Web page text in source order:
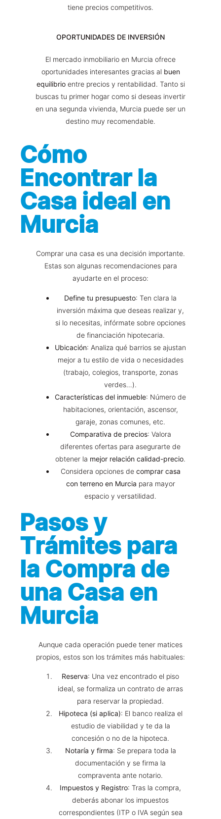
tiene precios competitivos.
OPORTUNIDADES DE INVERSIÓN
El mercado inmobiliario en Murcia ofrece
oportunidades interesantes gracias al buen
equilibrioentre precios y rentabilidad. Tanto si
buscas tu primer hogar como si deseas invertir
en una segunda vivienda, Murcia puede ser un
destino muy recomendable.
Cómo
Encontrar la
Casa ideal en
Murcia
Comprar una casa es una decisión importante.
Estas son algunas recomendaciones para
ayudarte en el proceso:
Define tu presupuesto: Ten clara la
inversión máxima que deseas realizar y,
si lo necesitas, infórmate sobre opciones
de financiación hipotecaria.
Ubicación: Analiza qué barrios se ajustan
mejor a tu estilo de vida o necesidades
(trabajo, colegios, transporte, zonas
verdes…).
Características del inmueble: Número de
habitaciones, orientación, ascensor,
garaje, zonas comunes, etc.
Comparativa de precios: Valora
diferentes ofertas para asegurarte de
obtener la mejor relación calidad-precio.
Considera opciones de comprar casa
con terreno en Murcia para mayor
espacio y versatilidad.
Pasos y
Trámites para
la Compra de
una Casa en
Murcia
Aunque cada operación puede tener matices
propios, estos son los trámites más habituales:
Reserva: Una vez encontrado el piso
ideal, se formaliza un contrato de arras
para reservar la propiedad.
Hipoteca (si aplica): El banco realiza el
estudio de viabilidad y te da la
concesión o no de la hipoteca.
Notaría y firma: Se prepara toda la
documentación y se firma la
compraventa ante notario.
Impuestos y Registro: Tras la compra,
deberás abonar los impuestos
correspondientes (ITP o IVA según sea